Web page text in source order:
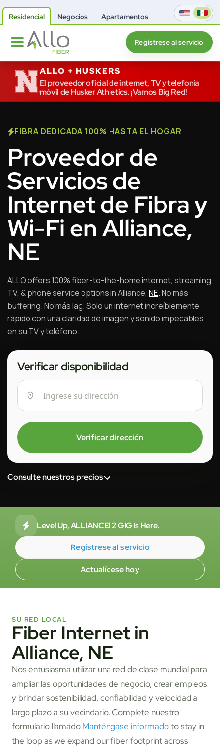
Residencial Negocios Apartamentos
Regístrese al servicio
ALLO + HUSKERS
El proveedor oficial de internet, TV y telefonía
móvil de Husker Athletics. ¡Vamos Big Red!
FIBRA DEDICADA 100% HASTA EL HOGAR
Proveedor de
Servicios de
Internet de Fibra y
Wi-Fi en Alliance,
NE
ALLO offers 100% fiber-to-the-home internet, streaming
TV, & phone service options in Alliance, NE. No más
buffering. No más lag. Solo un internet increíblemente
rápido con una claridad de imagen y sonido impecables
en su TV y teléfono.
Verificar disponibilidad
Verificar dirección
Consulte nuestros precios
Level Up, ALLIANCE! 2 GIG Is Here.
Regístrese al servicio
Actualícese hoy
SU RED LOCAL
Fiber Internet in
Alliance, NE
Nos entusiasma utilizar una red de clase mundial para
ampliar las oportunidades de negocio, crear empleos
y brindar sostenibilidad, confiabilidad y velocidad a
largo plazo a su vecindario. Complete nuestro
formulario llamado Manténgase informadoto stay in
the loop as we expand our fiber footprint across